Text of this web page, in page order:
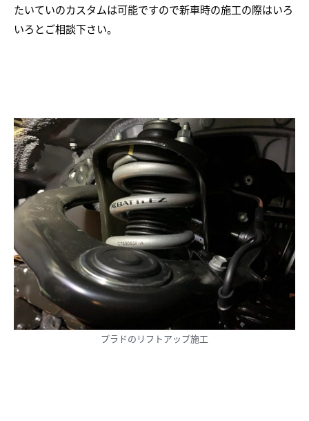
たいていのカスタムは可能ですので新車時の施工の際はいろ
いろとご相談下さい。
プラドのリフトアップ施工